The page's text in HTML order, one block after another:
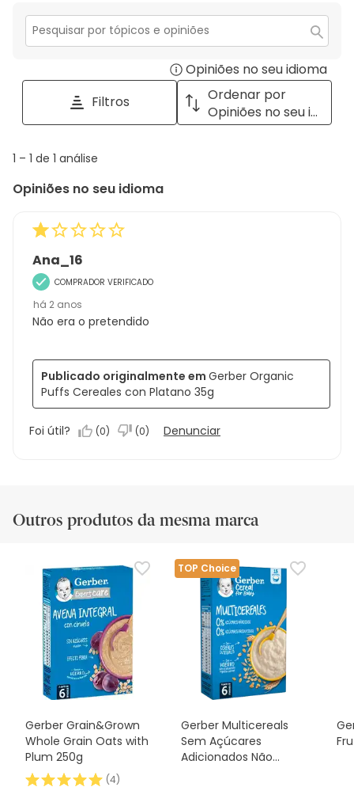
Secção
Opiniões no seu idioma
a
with
Filtros
Ordenar por
Opiniões no seu idioma
1
1
análise
1 – 1 de 1 análise
Opiniões no seu idioma
Ana_16
COMPRADOR VERIFICADO
há 2 anos
Não era o pretendido
Publicado originalmente em Gerber Organic
Puffs Cereales con Platano 35g
Foi útil? (0) (0) Denunciar
Outros produtos da mesma marca
Gerber Grain&Grown
Whole Grain Oats with
Plum 250g
(4)
TOP Choice
Gerber Multicereals
Sem Açúcares
Adicionados Não